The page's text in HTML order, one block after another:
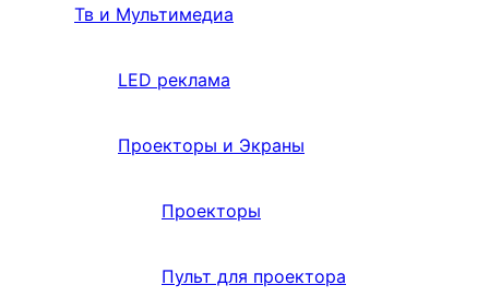
Тв и Мультимедиа
LED реклама
Проекторы и Экраны
Проекторы
Пульт для проектора